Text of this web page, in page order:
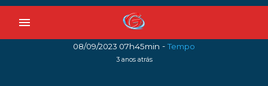
menu
08/09/2023 07h45min -Tempo
3 anos atrás